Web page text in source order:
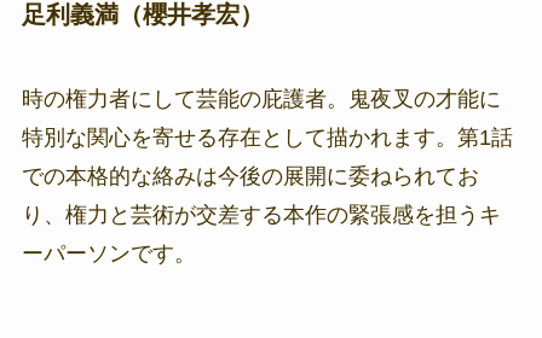
足利義満（櫻井孝宏）
時の権力者にして芸能の庇護者。鬼夜叉の才能に
特別な関心を寄せる存在として描かれます。第1話
での本格的な絡みは今後の展開に委ねられてお
り、権力と芸術が交差する本作の緊張感を担うキ
ーパーソンです。